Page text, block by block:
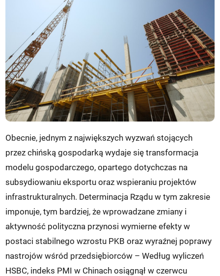
Obecnie, jednym z największych wyzwań stojących
przez chińską gospodarką wydaje się transformacja
modelu gospodarczego, opartego dotychczas na
subsydiowaniu eksportu oraz wspieraniu projektów
infrastrukturalnych. Determinacja Rządu w tym zakresie
imponuje, tym bardziej, że wprowadzane zmiany i
aktywność polityczna przynosi wymierne efekty w
postaci stabilnego wzrostu PKB oraz wyraźnej poprawy
nastrojów wśród przedsiębiorców – Według wyliczeń
HSBC, indeks PMI w Chinach osiągnął w czerwcu